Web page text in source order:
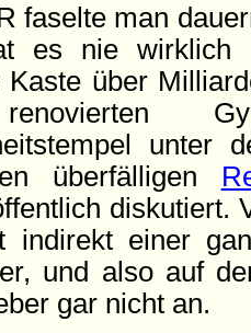
faselte man
es nie wirklich
Kaste über
überfälligen
diskutiert.
indirekt einer
und also auf
gar nicht an.